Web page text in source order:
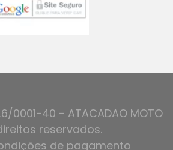
0001-40 - ATACADAO MOTO
reservados.
de pagamento